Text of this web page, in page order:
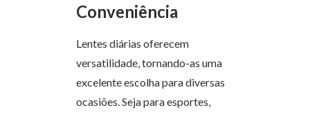
Conveniência
Lentes diárias oferecem
versatilidade, tornando-as uma
excelente escolha para diversas
ocasiões. Seja para esportes,